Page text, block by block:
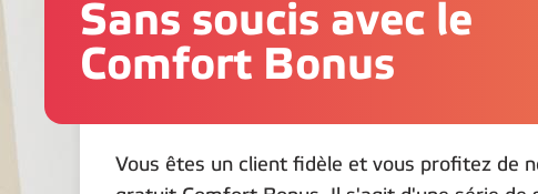
Sans soucis avec le
Comfort Bonus
Vous êtes un client fidèle et vous profitez de